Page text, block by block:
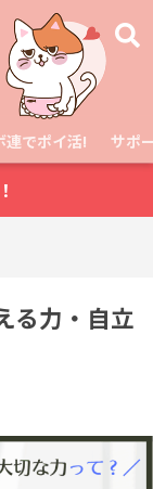
連でポイ活! サポ
る力・自立